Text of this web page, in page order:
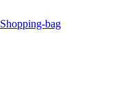
Shopping-bag